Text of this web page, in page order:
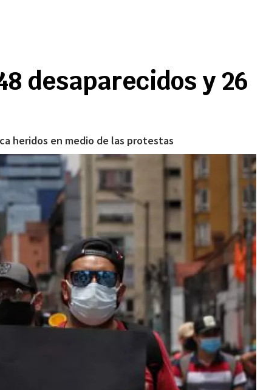
desaparecidos y 26
heridos en medio de las protestas